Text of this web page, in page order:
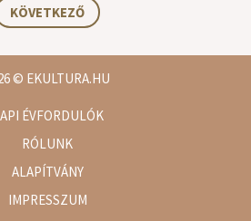
KÖVETKEZŐ
© EKULTURA.HU
ÉVFORDULÓK
RÓLUNK
ALAPÍTVÁNY
IMPRESSZUM